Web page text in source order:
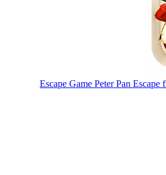
Escape Game Peter Pan